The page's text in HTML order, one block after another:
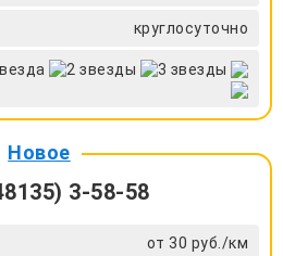
круглосуточно
Новое
3-58-58
от 30 руб./км